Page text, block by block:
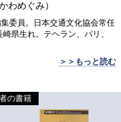
わめぐみ）
委員。日本交通文化協会常任
県生れ。テヘラン、パリ、
＞＞もっと読む
の書籍